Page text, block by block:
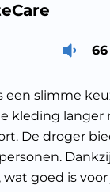
een slimme
kleding langer
De droger
goed is